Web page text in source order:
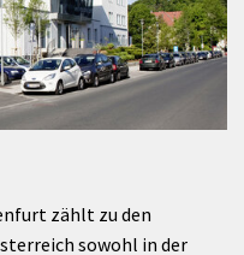
zählt zu den
sowohl in der